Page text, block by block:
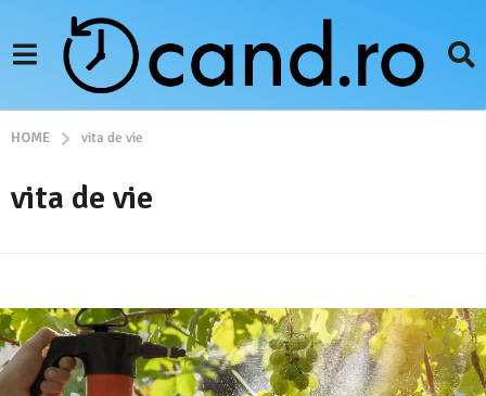
HOME vita de vie
vita de vie